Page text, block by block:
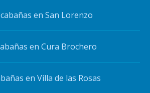
en San Lorenzo
en Cura Brochero
en Villa de las Rosas